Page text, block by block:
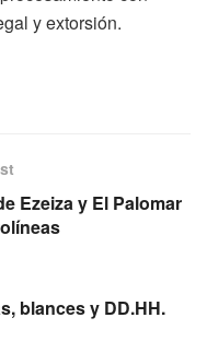
y extorsión.
Ezeiza y El Palomar
blances y DD.HH.